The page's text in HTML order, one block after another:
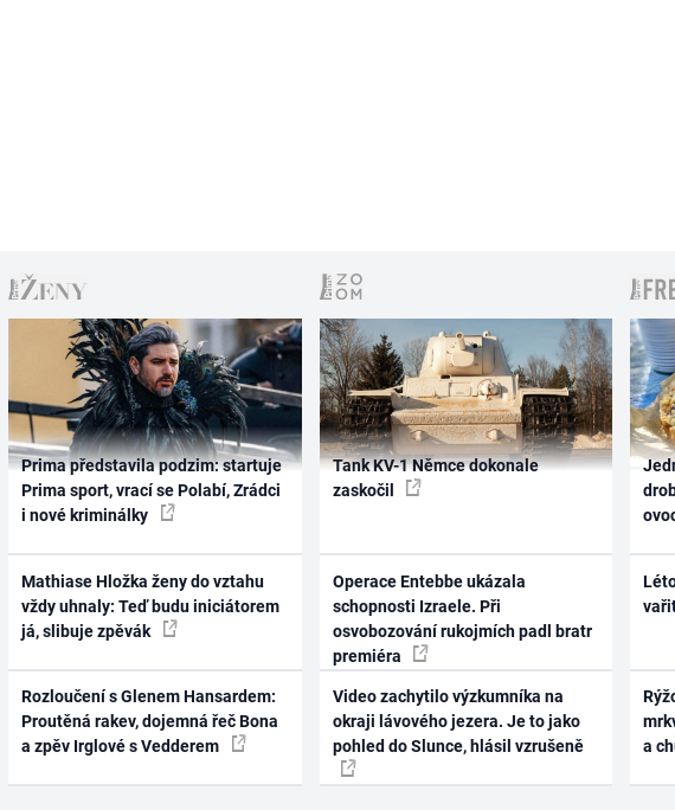
Prima představila podzim: startuje
Prima sport, vrací se Polabí, Zrádci
i nové kriminálky
Mathiase Hložka ženy do vztahu
vždy uhnaly: Teď budu iniciátorem
já, slibuje zpěvák
Rozloučení s Glenem Hansardem:
Proutěná rakev, dojemná řeč Bona
a zpěv Irglové s Vedderem
Tank KV-1 Němce dokonale
zaskočil
Operace Entebbe ukázala
schopnosti Izraele. Při
osvobozování rukojmích padl bratr
premiéra
Video zachytilo výzkumníka na
okraji lávového jezera. Je to jako
pohled do Slunce, hlásil vzrušeně
a